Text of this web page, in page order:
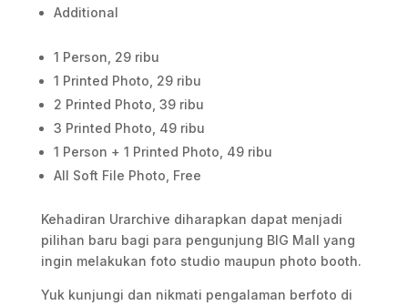
Additional
1 Person, 29 ribu
1 Printed Photo, 29 ribu
2 Printed Photo, 39 ribu
3 Printed Photo, 49 ribu
1 Person + 1 Printed Photo, 49 ribu
All Soft File Photo, Free
Kehadiran Urarchive diharapkan dapat menjadi
pilihan baru bagi para pengunjung BIG Mall yang
ingin melakukan foto studio maupun photo booth.
Yuk kunjungi dan nikmati pengalaman berfoto di